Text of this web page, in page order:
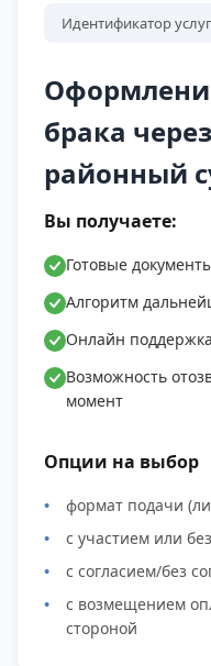
Идентификатор
брака
районный
Вы получаете:
Готовые
Алгоритм
Онлайн
Возможность
момент
Опции на выбор
формат подачи
с участием или
с согласием/без
с возмещением
стороной